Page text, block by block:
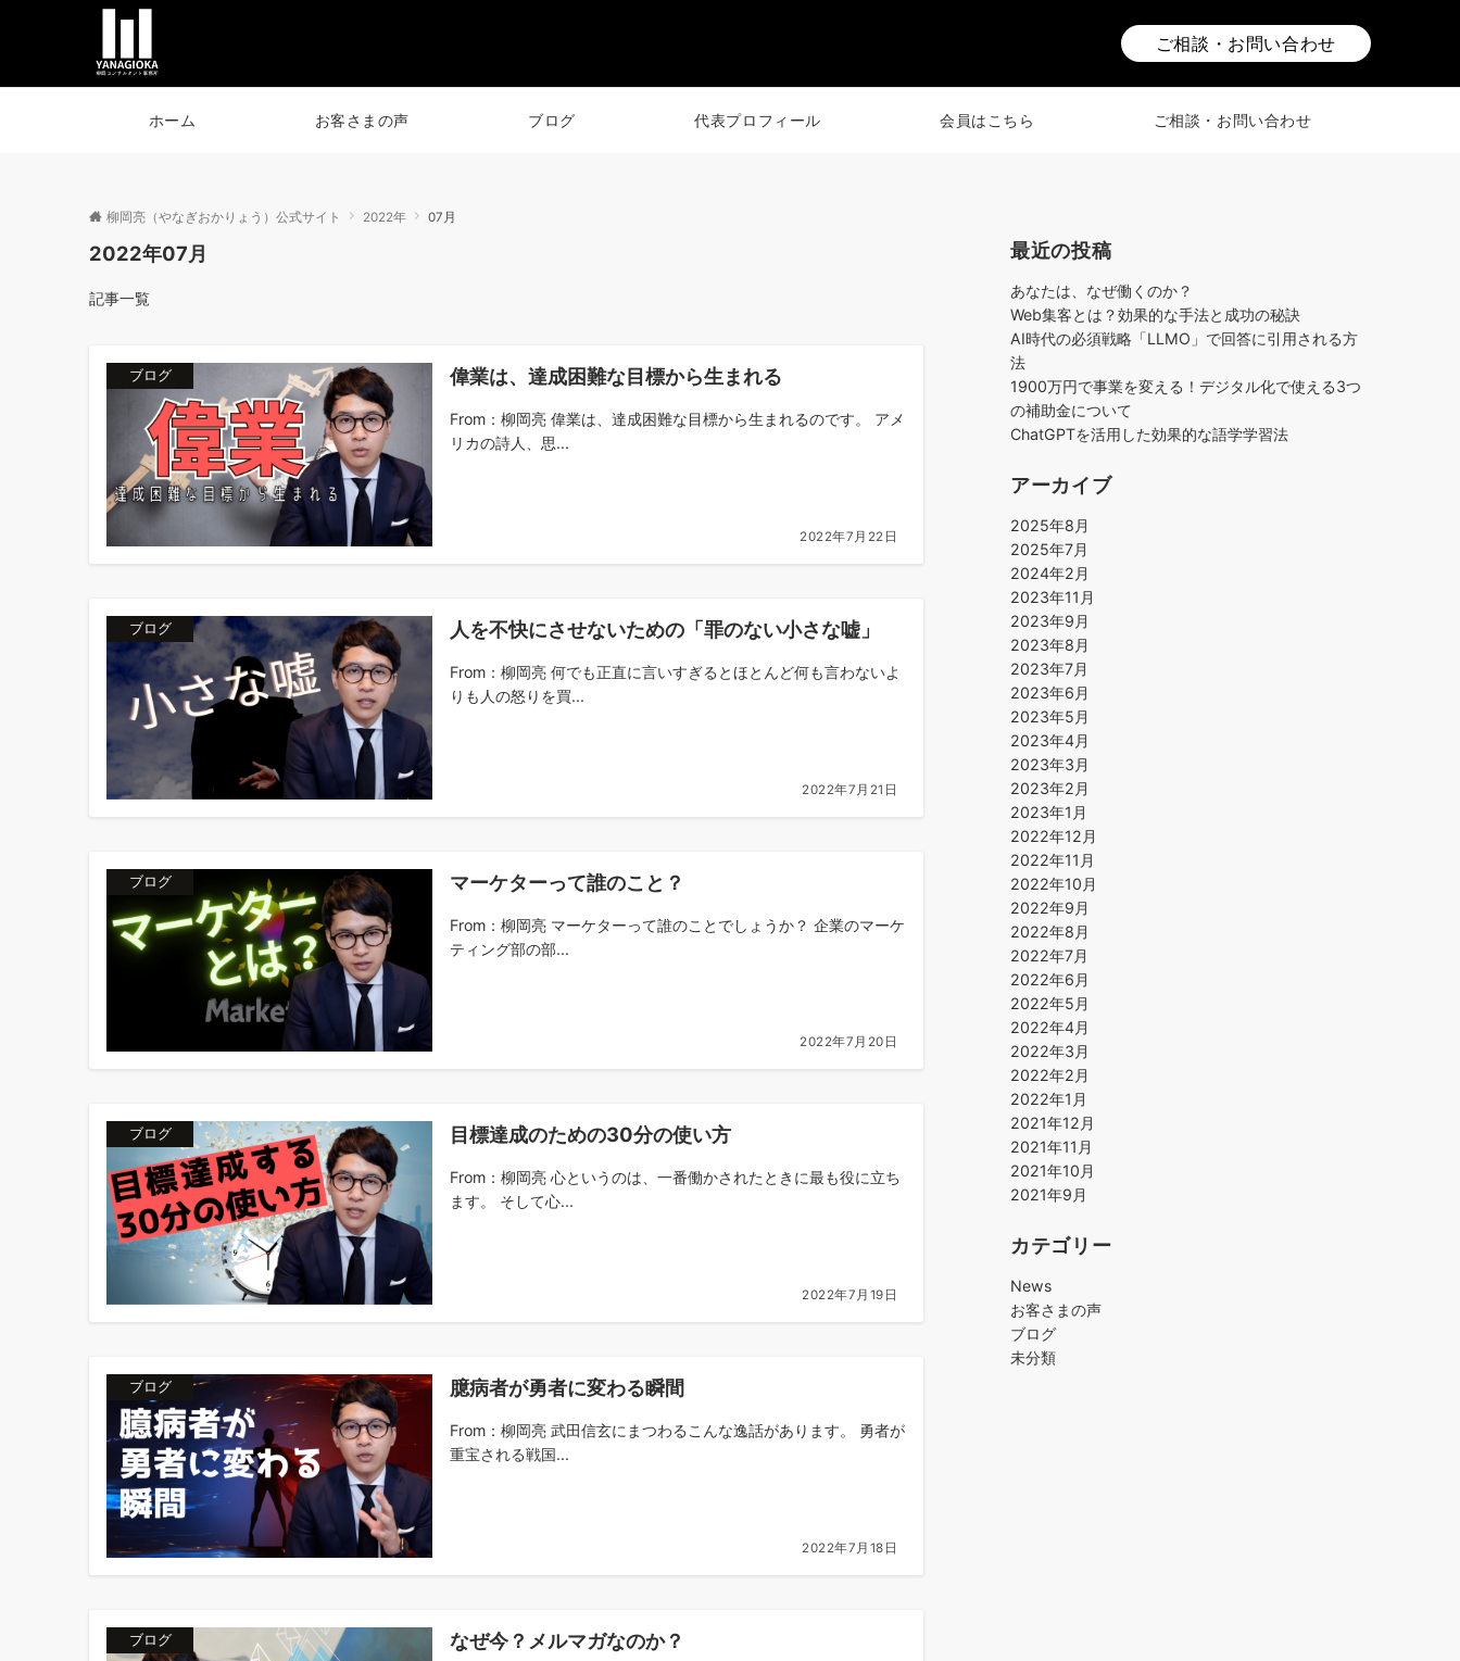
ご相談・お問い合わせ
ホーム お客さまの声 ブログ 代表プロフィール 会員はこちら ご相談・お問い合わせ
柳岡亮（やなぎおかりょう）公式サイト 2022年 07月
2022年07月
記事一覧
ブログ 偉業は、達成困難な目標から生まれる
From：柳岡亮 偉業は、達成困難な目標から生まれるのです。 アメ
リカの詩人、思...
2022年7月22日
ブログ 人を不快にさせないための「罪のない小さな嘘」
From：柳岡亮 何でも正直に言いすぎるとほとんど何も言わないよ
りも人の怒りを買...
2022年7月21日
ブログ マーケターって誰のこと？
From：柳岡亮 マーケターって誰のことでしょうか？ 企業のマーケ
ティング部の部...
2022年7月20日
ブログ 目標達成のための30分の使い方
From：柳岡亮 心というのは、一番働かされたときに最も役に立ち
ます。 そして心...
2022年7月19日
ブログ 臆病者が勇者に変わる瞬間
From：柳岡亮 武田信玄にまつわるこんな逸話があります。 勇者が
重宝される戦国...
2022年7月18日
ブログ なぜ今？メルマガなのか？
最近の投稿
あなたは、なぜ働くのか？
Web集客とは？効果的な手法と成功の秘訣
AI時代の必須戦略「LLMO」で回答に引用される方
法
1900万円で事業を変える！デジタル化で使える3つ
の補助金について
ChatGPTを活用した効果的な語学学習法
アーカイブ
2025年8月
2025年7月
2024年2月
2023年11月
2023年9月
2023年8月
2023年7月
2023年6月
2023年5月
2023年4月
2023年3月
2023年2月
2023年1月
2022年12月
2022年11月
2022年10月
2022年9月
2022年8月
2022年7月
2022年6月
2022年5月
2022年4月
2022年3月
2022年2月
2022年1月
2021年12月
2021年11月
2021年10月
2021年9月
カテゴリー
News
お客さまの声
ブログ
未分類